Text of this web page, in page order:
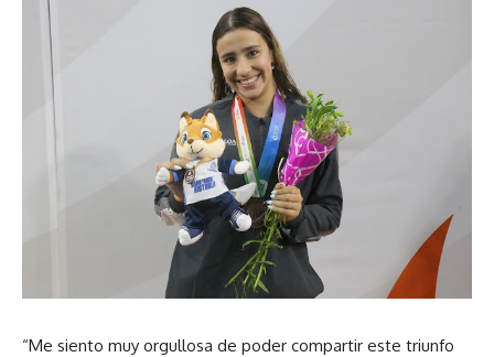
“Me siento muy orgullosa de poder compartir este triunfo